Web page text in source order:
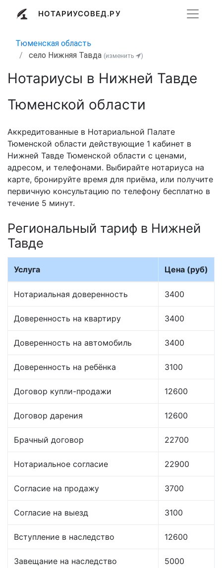
НОТАРИУСОВЕД.РУ
Тюменская область
село Нижняя Тавда (изменить )
Нотариусы в Нижней Тавде
Тюменской области
Аккредитованные в Нотариальной Палате
Тюменской области действующие 1 кабинет в
Нижней Тавде Тюменской области с ценами,
адресом, и телефонами. Выбирайте нотариуса на
карте, бронируйте время для приёма, или получите
первичную консультацию по телефону бесплатно в
течение 5 минут.
Региональный тариф в Нижней
Тавде
Услуга Цена (руб)
Нотариальная доверенность 3400
Доверенность на квартиру 3400
Доверенность на автомобиль 3400
Доверенность на ребёнка 3100
Договор купли-продажи 12600
Договор дарения 12600
Брачный договор 22700
Нотариальное согласие 22900
Согласие на продажу 3700
Согласие на выезд 3100
Вступление в наследство 12600
Завещание на наследство 5000